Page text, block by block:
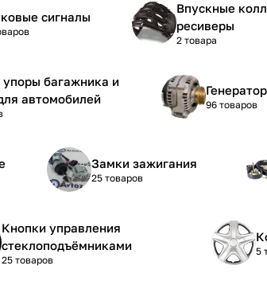
сигналы
Впускные
ресиверы
2 товара
упоры багажника и
автомобилей
96 товаров
Замки зажигания
25 товаров
Кнопки управления
стеклоподъёмниками
25 товаров
5